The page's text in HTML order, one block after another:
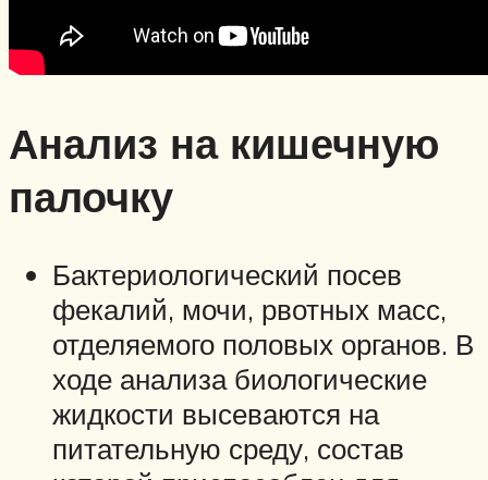
Анализ на кишечную
палочку
Бактериологический посев
фекалий, мочи, рвотных масс,
отделяемого половых органов. В
ходе анализа биологические
жидкости высеваются на
питательную среду, состав